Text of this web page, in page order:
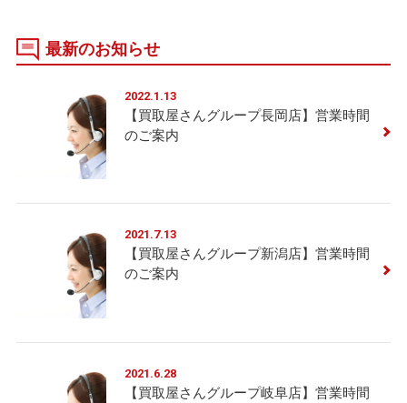
最新のお知らせ
2022.1.13
【買取屋さんグループ長岡店】営業時間
のご案内
2021.7.13
【買取屋さんグループ新潟店】営業時間
のご案内
2021.6.28
【買取屋さんグループ岐阜店】営業時間